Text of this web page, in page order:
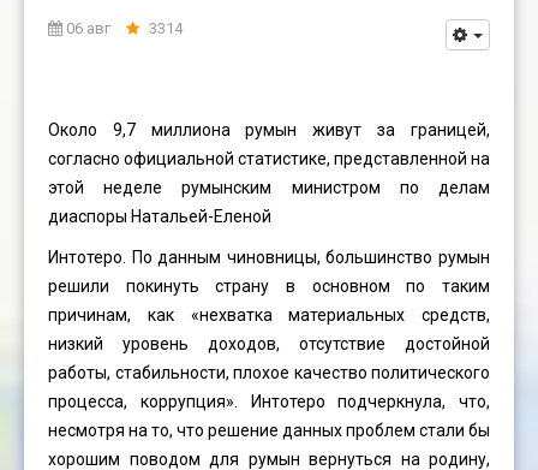
06 авг 3314
Около 9,7 миллиона румын живут за границей,
согласно официальной статистике, представленной на
этой неделе румынским министром по делам
диаспоры Натальей-Еленой
Интотеро. По данным чиновницы, большинство румын
решили покинуть страну в основном по таким
причинам, как «нехватка материальных средств,
низкий уровень доходов, отсутствие достойной
работы, стабильности, плохое качество политического
процесса, коррупция». Интотеро подчеркнула, что,
несмотря на то, что решение данных проблем стали бы
хорошим поводом для румын вернуться на родину,